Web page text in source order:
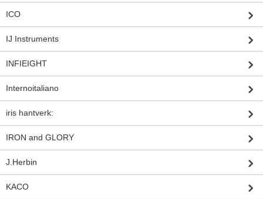
ICO
IJ Instruments
INFIEIGHT
Internoitaliano
iris hantverk:
IRON and GLORY
J.Herbin
KACO